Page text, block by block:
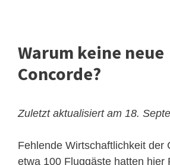
Warum keine neue
Concorde?
Zuletzt aktualisiert am 18.
Fehlende Wirtschaftlichkeit der
etwa 100 Fluggäste hatten hier